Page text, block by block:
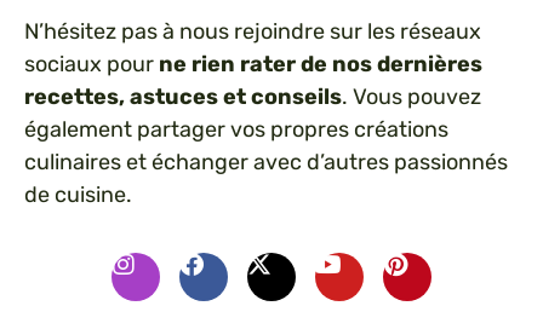
N’hésitez pas à nous rejoindre sur les réseaux
sociaux pour ne rien rater de nos dernières
recettes, astuces et conseils. Vous pouvez
également partager vos propres créations
culinaires et échanger avec d’autres passionnés
de cuisine.